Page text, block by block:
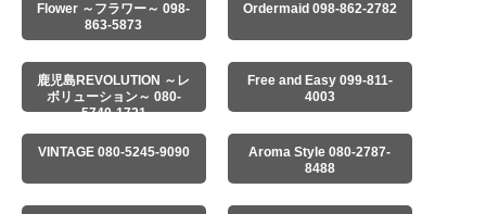
Flower ～フラワー～ 098-
863-5873
Ordermaid 098-862-2782
鹿児島REVOLUTION ～レ
ボリューション～ 080-
5740-1721
Free and Easy 099-811-
4003
VINTAGE 080-5245-9090
Aroma Style 080-2787-
8488